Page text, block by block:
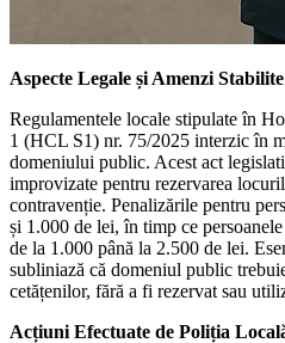
Aspecte Legale și Amenzi Stabilite
Regulamentele locale stipulate în
1 (HCL S1) nr. 75/2025 interzic în
domeniului public. Acest act
improvizate pentru rezervarea
contravenție. Penalizările pentru
și 1.000 de lei, în timp ce
de la 1.000 până la 2.500 de lei.
subliniază că domeniul public
cetățenilor, fără a fi rezervat sau
Acțiuni Efectuate de Poliția